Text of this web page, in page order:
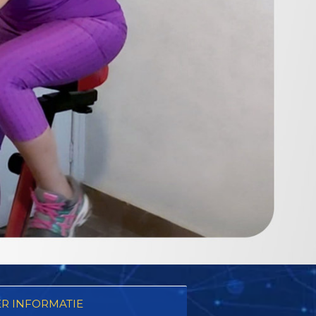
INFORMATIE